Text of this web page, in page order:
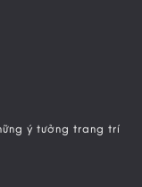
ý tưởng trang trí